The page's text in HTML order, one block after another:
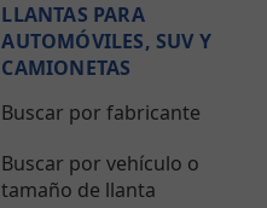
LLANTAS PARA
AUTOMÓVILES, SUV Y
CAMIONETAS
Buscar por fabricante
Buscar por vehículo o
tamaño de llanta